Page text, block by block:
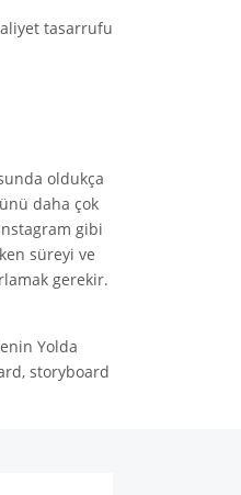
tasarrufu
oldukça
daha çok
gibi
süreyi ve
gerekir.
Yolda
storyboard